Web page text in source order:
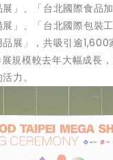
」、「台北國際食品
」、「台北國際包裝
展」，共吸引逾1,600
規模較去年大幅成長
力。